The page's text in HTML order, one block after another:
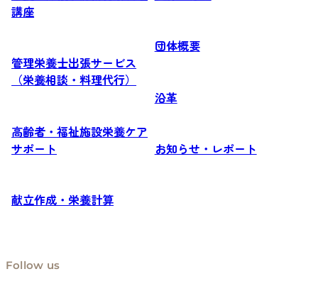
講座
管理栄養士出張サービス
（栄養相談・料理代行）
高齢者・福祉施設栄養ケア
サポート
献立作成・栄養計算
団体概要
沿革
お知らせ・レポート
Follow us